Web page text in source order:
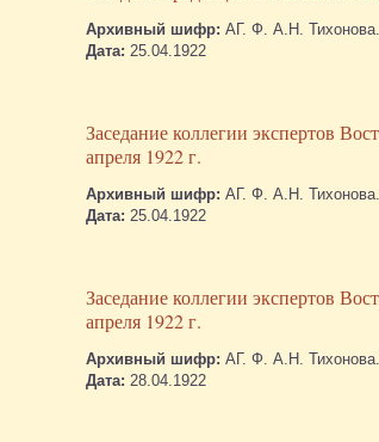
Архивный шифр: АГ. Ф. А.Н.
Дата: 25.04.1922
Заседание коллегии экспертов
апреля 1922 г.
Архивный шифр: АГ. Ф. А.Н.
Дата: 25.04.1922
Заседание коллегии экспертов
апреля 1922 г.
Архивный шифр: АГ. Ф. А.Н.
Дата: 28.04.1922